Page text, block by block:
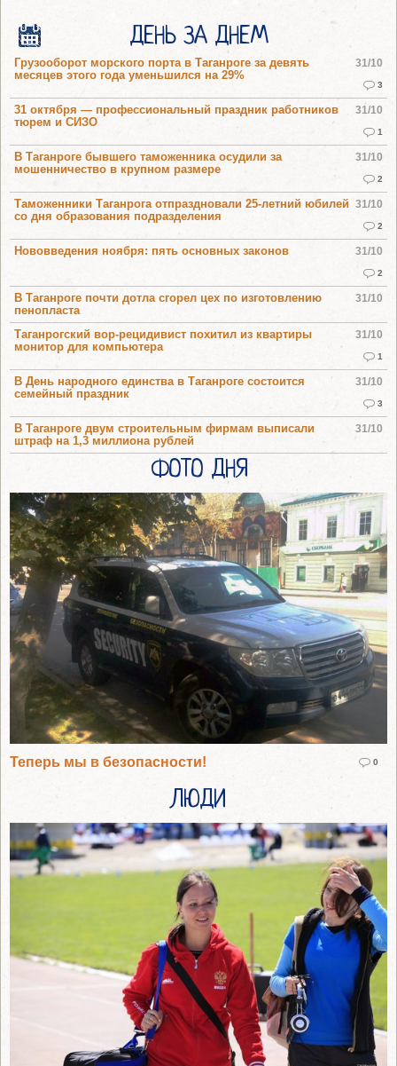
ДЕНЬ ЗА ДНЕМ
31/10
3
Грузооборот морского порта в Таганроге за девять
месяцев этого года уменьшился на 29%
31/10
1
31 октября — профессиональный праздник работников
тюрем и СИЗО
31/10
2
В Таганроге бывшего таможенника осудили за
мошенничество в крупном размере
31/10
2
Таможенники Таганрога отпраздновали 25-летний юбилей
со дня образования подразделения
31/10
2
Нововведения ноября: пять основных законов
31/10
В Таганроге почти дотла сгорел цех по изготовлению
пенопласта
31/10
1
Таганрогский вор-рецидивист похитил из квартиры
монитор для компьютера
31/10
3
В День народного единства в Таганроге состоится
семейный праздник
31/10
В Таганроге двум строительным фирмам выписали
штраф на 1,3 миллиона рублей
ФОТО ДНЯ
Теперь мы в безопасности! 0
ЛЮДИ